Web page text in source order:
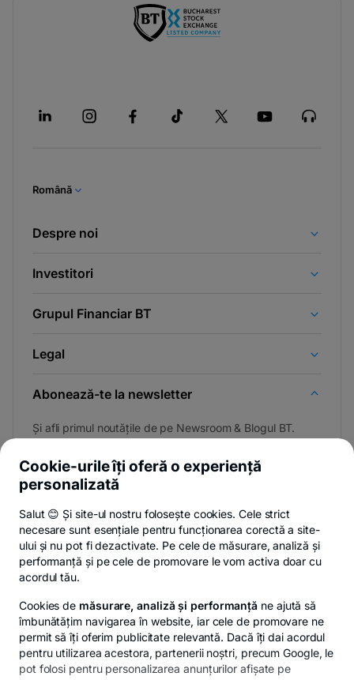
Română
Despre noi
Investitori
Grupul Financiar BT
Legal
Abonează-te la newsletter
Și afli primul noutățile de pe Newsroom & Blogul BT.
Privacy HubPolitica de confidențialitatePolitica de cookies
© Copyright 2026 Banca Transilvania. Toate drepturile
rezervate.
Cookie-urile îți oferă o experiență
personalizată
Salut 😊 Și site-ul nostru folosește cookies. Cele strict
necesare sunt esențiale pentru funcționarea corectă a site-
ului și nu pot fi dezactivate. Pe cele de măsurare, analiză și
performanță și pe cele de promovare le vom activa doar cu
acordul tău.
Cookies de măsurare, analiză și performanță ne ajută să
îmbunătățim navigarea în website, iar cele de promovare ne
permit să îți oferim publicitate relevantă. Dacă îți dai acordul
pentru utilizarea acestora, partenerii noștri, precum Google, le
pot folosi pentru personalizarea anunțurilor afișate pe